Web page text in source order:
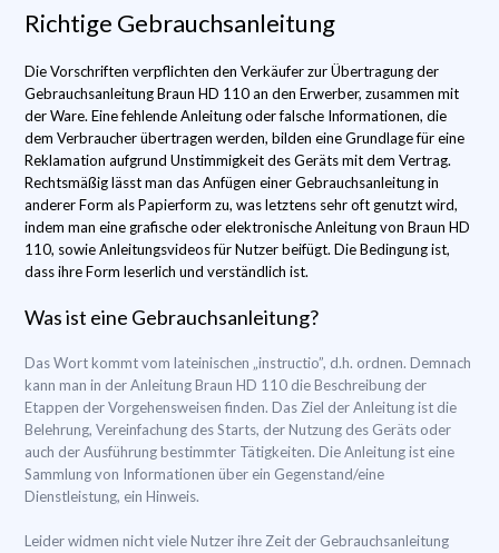
Richtige Gebrauchsanleitung
Die Vorschriften verpflichten den Verkäufer zur Übertragung der
Gebrauchsanleitung Braun HD 110 an den Erwerber, zusammen mit
der Ware. Eine fehlende Anleitung oder falsche Informationen, die
dem Verbraucher übertragen werden, bilden eine Grundlage für eine
Reklamation aufgrund Unstimmigkeit des Geräts mit dem Vertrag.
Rechtsmäßig lässt man das Anfügen einer Gebrauchsanleitung in
anderer Form als Papierform zu, was letztens sehr oft genutzt wird,
indem man eine grafische oder elektronische Anleitung von Braun HD
110, sowie Anleitungsvideos für Nutzer beifügt. Die Bedingung ist,
dass ihre Form leserlich und verständlich ist.
Was ist eine Gebrauchsanleitung?
Das Wort kommt vom lateinischen „instructio”, d.h. ordnen. Demnach
kann man in der Anleitung Braun HD 110 die Beschreibung der
Etappen der Vorgehensweisen finden. Das Ziel der Anleitung ist die
Belehrung, Vereinfachung des Starts, der Nutzung des Geräts oder
auch der Ausführung bestimmter Tätigkeiten. Die Anleitung ist eine
Sammlung von Informationen über ein Gegenstand/eine
Dienstleistung, ein Hinweis.
Leider widmen nicht viele Nutzer ihre Zeit der Gebrauchsanleitung